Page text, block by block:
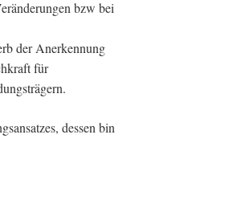
bzw bei
der Anerkennung
für
dessen bin